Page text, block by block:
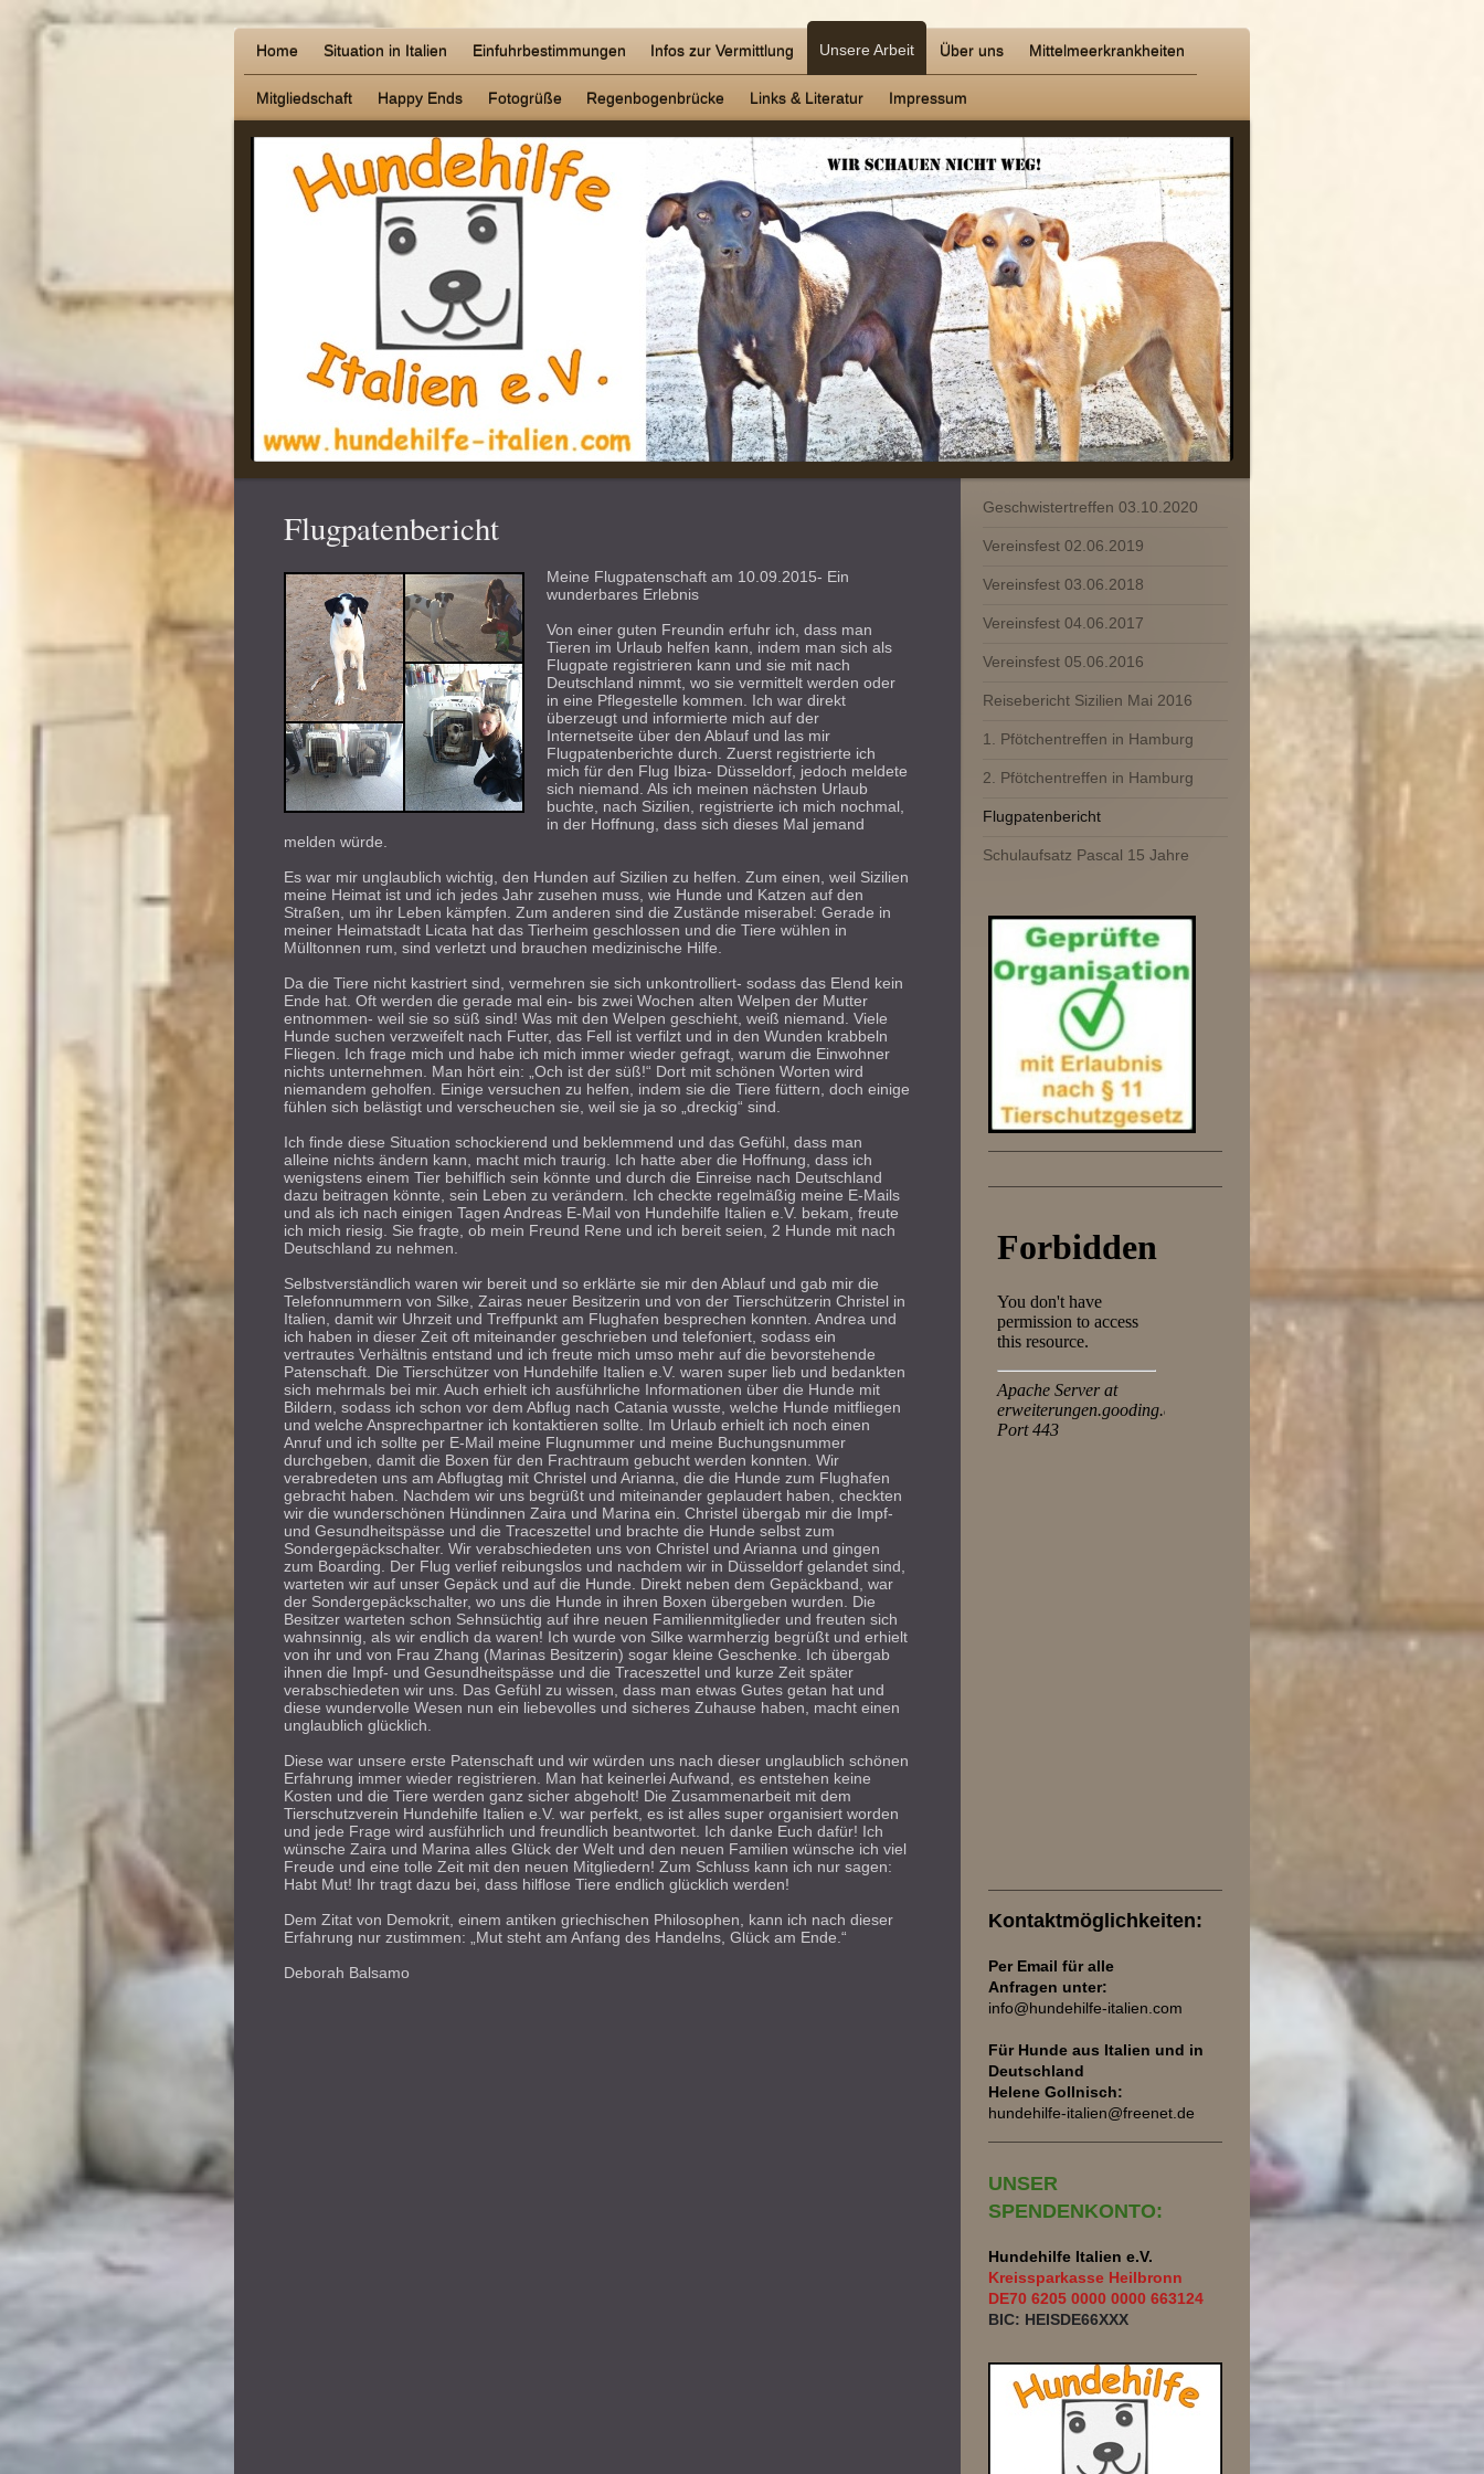
Home Situation in Italien Einfuhrbestimmungen Infos zur Vermittlung Unsere Arbeit Über uns Mittelmeerkrankheiten
Mitgliedschaft Happy Ends Fotogrüße Regenbogenbrücke Links & Literatur Impressum
-
Flugpatenbericht
Meine Flugpatenschaft am 10.09.2015- Ein
wunderbares Erlebnis
Von einer guten Freundin erfuhr ich, dass man
Tieren im Urlaub helfen kann, indem man sich als
Flugpate registrieren kann und sie mit nach
Deutschland nimmt, wo sie vermittelt werden oder
in eine Pflegestelle kommen. Ich war direkt
überzeugt und informierte mich auf der
Internetseite über den Ablauf und las mir
Flugpatenberichte durch. Zuerst registrierte ich
mich für den Flug Ibiza- Düsseldorf, jedoch meldete
sich niemand. Als ich meinen nächsten Urlaub
buchte, nach Sizilien, registrierte ich mich nochmal,
in der Hoffnung, dass sich dieses Mal jemand
melden würde.
Es war mir unglaublich wichtig, den Hunden auf Sizilien zu helfen. Zum einen, weil Sizilien
meine Heimat ist und ich jedes Jahr zusehen muss, wie Hunde und Katzen auf den
Straßen, um ihr Leben kämpfen. Zum anderen sind die Zustände miserabel: Gerade in
meiner Heimatstadt Licata hat das Tierheim geschlossen und die Tiere wühlen in
Mülltonnen rum, sind verletzt und brauchen medizinische Hilfe.
Da die Tiere nicht kastriert sind, vermehren sie sich unkontrolliert- sodass das Elend kein
Ende hat. Oft werden die gerade mal ein- bis zwei Wochen alten Welpen der Mutter
entnommen- weil sie so süß sind! Was mit den Welpen geschieht, weiß niemand. Viele
Hunde suchen verzweifelt nach Futter, das Fell ist verfilzt und in den Wunden krabbeln
Fliegen. Ich frage mich und habe ich mich immer wieder gefragt, warum die Einwohner
nichts unternehmen. Man hört ein: „Och ist der süß!“ Dort mit schönen Worten wird
niemandem geholfen. Einige versuchen zu helfen, indem sie die Tiere füttern, doch einige
fühlen sich belästigt und verscheuchen sie, weil sie ja so „dreckig“ sind.
Ich finde diese Situation schockierend und beklemmend und das Gefühl, dass man
alleine nichts ändern kann, macht mich traurig. Ich hatte aber die Hoffnung, dass ich
wenigstens einem Tier behilflich sein könnte und durch die Einreise nach Deutschland
dazu beitragen könnte, sein Leben zu verändern. Ich checkte regelmäßig meine E-Mails
und als ich nach einigen Tagen Andreas E-Mail von Hundehilfe Italien e.V. bekam, freute
ich mich riesig. Sie fragte, ob mein Freund Rene und ich bereit seien, 2 Hunde mit nach
Deutschland zu nehmen.
Selbstverständlich waren wir bereit und so erklärte sie mir den Ablauf und gab mir die
Telefonnummern von Silke, Zairas neuer Besitzerin und von der Tierschützerin Christel in
Italien, damit wir Uhrzeit und Treffpunkt am Flughafen besprechen konnten. Andrea und
ich haben in dieser Zeit oft miteinander geschrieben und telefoniert, sodass ein
vertrautes Verhältnis entstand und ich freute mich umso mehr auf die bevorstehende
Patenschaft. Die Tierschützer von Hundehilfe Italien e.V. waren super lieb und bedankten
sich mehrmals bei mir. Auch erhielt ich ausführliche Informationen über die Hunde mit
Bildern, sodass ich schon vor dem Abflug nach Catania wusste, welche Hunde mitfliegen
und welche Ansprechpartner ich kontaktieren sollte. Im Urlaub erhielt ich noch einen
Anruf und ich sollte per E-Mail meine Flugnummer und meine Buchungsnummer
durchgeben, damit die Boxen für den Frachtraum gebucht werden konnten. Wir
verabredeten uns am Abflugtag mit Christel und Arianna, die die Hunde zum Flughafen
gebracht haben. Nachdem wir uns begrüßt und miteinander geplaudert haben, checkten
wir die wunderschönen Hündinnen Zaira und Marina ein. Christel übergab mir die Impf-
und Gesundheitspässe und die Traceszettel und brachte die Hunde selbst zum
Sondergepäckschalter. Wir verabschiedeten uns von Christel und Arianna und gingen
zum Boarding. Der Flug verlief reibungslos und nachdem wir in Düsseldorf gelandet sind,
warteten wir auf unser Gepäck und auf die Hunde. Direkt neben dem Gepäckband, war
der Sondergepäckschalter, wo uns die Hunde in ihren Boxen übergeben wurden. Die
Besitzer warteten schon Sehnsüchtig auf ihre neuen Familienmitglieder und freuten sich
wahnsinnig, als wir endlich da waren! Ich wurde von Silke warmherzig begrüßt und erhielt
von ihr und von Frau Zhang (Marinas Besitzerin) sogar kleine Geschenke. Ich übergab
ihnen die Impf- und Gesundheitspässe und die Traceszettel und kurze Zeit später
verabschiedeten wir uns. Das Gefühl zu wissen, dass man etwas Gutes getan hat und
diese wundervolle Wesen nun ein liebevolles und sicheres Zuhause haben, macht einen
unglaublich glücklich.
Diese war unsere erste Patenschaft und wir würden uns nach dieser unglaublich schönen
Erfahrung immer wieder registrieren. Man hat keinerlei Aufwand, es entstehen keine
Kosten und die Tiere werden ganz sicher abgeholt! Die Zusammenarbeit mit dem
Tierschutzverein Hundehilfe Italien e.V. war perfekt, es ist alles super organisiert worden
und jede Frage wird ausführlich und freundlich beantwortet. Ich danke Euch dafür! Ich
wünsche Zaira und Marina alles Glück der Welt und den neuen Familien wünsche ich viel
Freude und eine tolle Zeit mit den neuen Mitgliedern! Zum Schluss kann ich nur sagen:
Habt Mut! Ihr tragt dazu bei, dass hilflose Tiere endlich glücklich werden!
Dem Zitat von Demokrit, einem antiken griechischen Philosophen, kann ich nach dieser
Erfahrung nur zustimmen: „Mut steht am Anfang des Handelns, Glück am Ende.“
Deborah Balsamo
Geschwistertreffen 03.10.2020
Vereinsfest 02.06.2019
Vereinsfest 03.06.2018
Vereinsfest 04.06.2017
Vereinsfest 05.06.2016
Reisebericht Sizilien Mai 2016
1. Pfötchentreffen in Hamburg
2. Pfötchentreffen in Hamburg
Flugpatenbericht
Schulaufsatz Pascal 15 Jahre
Kontaktmöglichkeiten:
Per Email für alle
Anfragen unter:
info@hundehilfe-italien.com
Für Hunde aus Italien und in
Deutschland
Helene Gollnisch:
hundehilfe-italien@freenet.de
UNSER
SPENDENKONTO:
Hundehilfe Italien e.V.
Kreissparkasse Heilbronn
DE70 6205 0000 0000 663124
BIC: HEISDE66XXX